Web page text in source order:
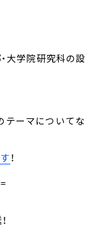
大学院研究科の設
テーマについてな
！